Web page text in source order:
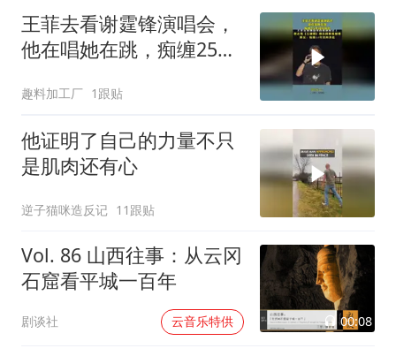
王菲去看谢霆锋演唱会，
他在唱她在跳，痴缠25年
趣料加工厂 1跟贴
他证明了自己的力量不只
是肌肉还有心
逆子猫咪造反记 11跟贴
Vol. 86 山西往事：从云冈
石窟看平城一百年
剧谈社 云音乐特供 00:08